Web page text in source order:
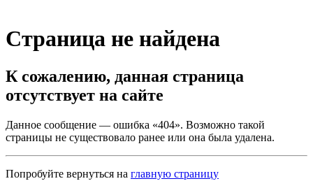
Страница не найдена
К сожалению, данная страница
отсутствует на сайте
Данное сообщение — ошибка «404». Возможно такой
страницы не существовало ранее или она была удалена.
Попробуйте вернуться на главную страницу